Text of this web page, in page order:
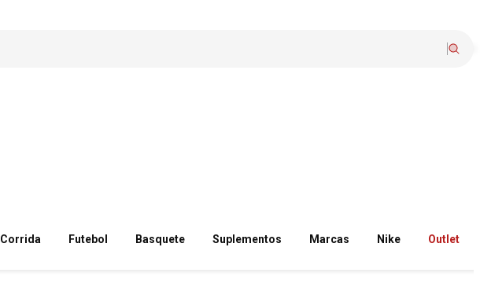
Corrida Futebol Basquete Suplementos Marcas Nike Outlet